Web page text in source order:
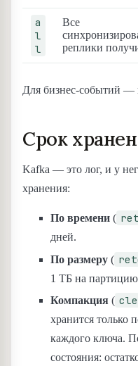
a
l
l
Все
реплики
Для бизнес-событий —
Срок
Kafka — это лог, и у
хранения:
По времени (
дней.
По размеру (
1 ТБ на
Компакция (
хранится только
каждого ключа.
состояния: